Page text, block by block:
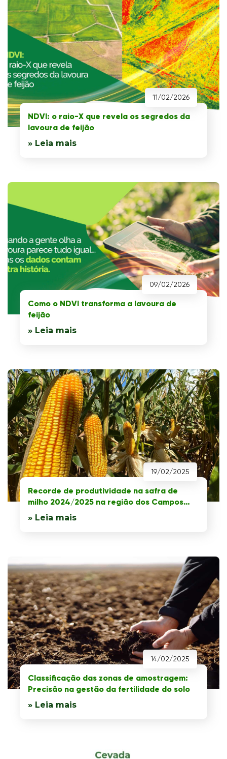
11/02/2026
NDVI: o raio-X que revela os segredos da
lavoura de feijão
» Leia mais
09/02/2026
Como o NDVI transforma a lavoura de
feijão
» Leia mais
19/02/2025
Recorde de produtividade na safra de
milho 2024/2025 na região dos Campos
Gerais
» Leia mais
14/02/2025
Classificação das zonas de amostragem:
Precisão na gestão da fertilidade do solo
» Leia mais